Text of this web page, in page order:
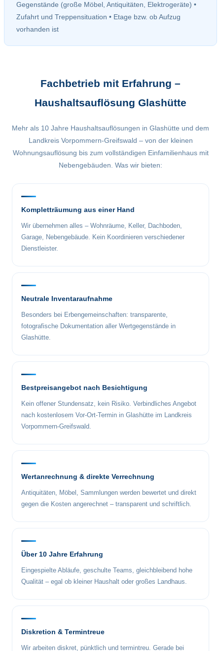
Gegenstände (große Möbel, Antiquitäten, Elektrogeräte) •
Zufahrt und Treppensituation • Etage bzw. ob Aufzug
vorhanden ist
Fachbetrieb mit Erfahrung –
Haushaltsauflösung Glashütte
Mehr als 10 Jahre Haushaltsauflösungen in Glashütte und dem
Landkreis Vorpommern-Greifswald – von der kleinen
Wohnungsauflösung bis zum vollständigen Einfamilienhaus mit
Nebengebäuden. Was wir bieten:
Kompletträumung aus einer Hand
Wir übernehmen alles – Wohnräume, Keller, Dachboden,
Garage, Nebengebäude. Kein Koordinieren verschiedener
Dienstleister.
Neutrale Inventaraufnahme
Besonders bei Erbengemeinschaften: transparente,
fotografische Dokumentation aller Wertgegenstände in
Glashütte.
Bestpreisangebot nach Besichtigung
Kein offener Stundensatz, kein Risiko. Verbindliches Angebot
nach kostenlosem Vor-Ort-Termin in Glashütte im Landkreis
Vorpommern-Greifswald.
Wertanrechnung & direkte Verrechnung
Antiquitäten, Möbel, Sammlungen werden bewertet und direkt
gegen die Kosten angerechnet – transparent und schriftlich.
Über 10 Jahre Erfahrung
Eingespielte Abläufe, geschulte Teams, gleichbleibend hohe
Qualität – egal ob kleiner Haushalt oder großes Landhaus.
Diskretion & Termintreue
Wir arbeiten diskret, pünktlich und termintreu. Gerade bei